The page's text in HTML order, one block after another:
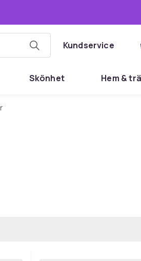
Kundservice
Skönhet Hem &